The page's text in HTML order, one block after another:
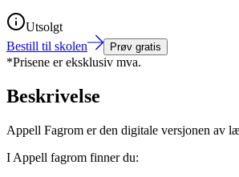
Utsolgt
Bestill til skolen
Prøv gratis
*Prisene er eksklusiv mva.
Beskrivelse
Appell Fagrom er den digitale versjonen av
I Appell fagrom finner du: